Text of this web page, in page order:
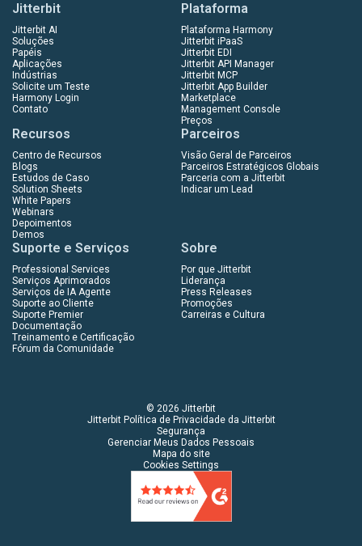
Jitterbit
Jitterbit AI
Soluções
Papéis
Aplicações
Indústrias
Solicite um Teste
Harmony Login
Contato
Plataforma
Plataforma Harmony
Jitterbit iPaaS
Jitterbit EDI
Jitterbit API Manager
Jitterbit MCP
Jitterbit App Builder
Marketplace
Management Console
Preços
Recursos
Centro de Recursos
Blogs
Estudos de Caso
Solution Sheets
White Papers
Webinars
Depoimentos
Demos
Parceiros
Visão Geral de Parceiros
Parceiros Estratégicos Globais
Parceria com a Jitterbit
Indicar um Lead
Suporte e Serviços
Professional Services
Serviços Aprimorados
Serviços de IA Agente
Suporte ao Cliente
Suporte Premier
Documentação
Treinamento e Certificação
Fórum da Comunidade
Sobre
Por que Jitterbit
Liderança
Press Releases
Promoções
Carreiras e Cultura
© 2026 Jitterbit
Jitterbit Política de Privacidade da Jitterbit
Segurança
Gerenciar Meus Dados Pessoais
Mapa do site
Cookies Settings